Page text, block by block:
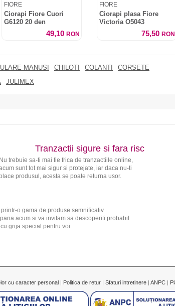
FIORE
Ciorapi Fiore Cuori
G6120 20 den
49,10 RON
FIORE
Ciorapi plasa Fiore
Victoria O5043
75,50 RON
MANUSI CHILOTI COLANTI
CORSETE
JULIMEX
Tranzactii sigure si fara risc
Nu trebuie sa-ti mai fie frica de tranzactiile online,
sunt tot mai sigur si protejate, iar daca nu-ti
produsul, acesta se poate returna usor.
o gama de produse semnificativ
acum si va invitam sa descoperiti probabil
grija special pentru voi.
cu caracter personal | Politica de retur | Sfaturi intretinere | ANPC |